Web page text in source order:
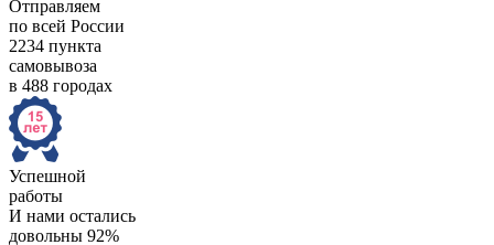
Отправляем
по всей России
2234 пункта
самовывоза
в 488 городах
Успешной
работы
И нами остались
довольны 92%